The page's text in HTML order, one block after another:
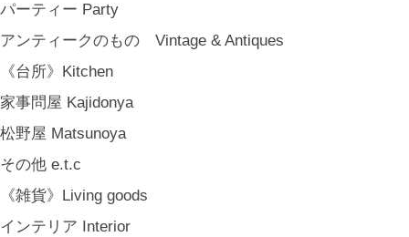
パーティー Party
アンティークのもの Vintage & Antiques
《台所》Kitchen
家事問屋 Kajidonya
松野屋 Matsunoya
その他 e.t.c
《雑貨》Living goods
インテリア Interior